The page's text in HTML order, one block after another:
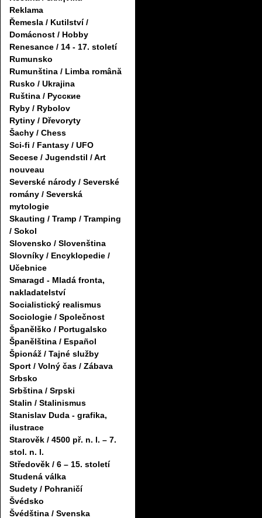
Reklama
Řemesla / Kutilství /
Domácnost / Hobby
Renesance / 14 - 17. století
Rumunsko
Rumunština / Limba română
Rusko / Ukrajina
Ruština / Русские
Ryby / Rybolov
Rytiny / Dřevoryty
Šachy / Chess
Sci-fi / Fantasy / UFO
Secese / Jugendstil / Art
nouveau
Severské národy / Severské
romány / Severská
mytologie
Skauting / Tramp / Tramping
/ Sokol
Slovensko / Slovenština
Slovníky / Encyklopedie /
Učebnice
Smaragd - Mladá fronta,
nakladatelství
Socialistický realismus
Sociologie / Společnost
Španělško / Portugalsko
Španělština / Español
Špionáž / Tajné služby
Sport / Volný čas / Zábava
Srbsko
Srbština / Srpski
Stalin / Stalinismus
Stanislav Duda - grafika,
ilustrace
Starověk / 4500 př. n. l. – 7.
stol. n. l.
Středověk / 6 – 15. století
Studená válka
Sudety / Pohraničí
Švédsko
Švédština / Svenska